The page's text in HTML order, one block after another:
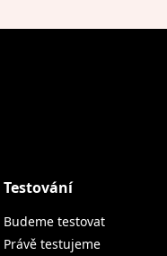
Testování
Budeme testovat
Právě testujeme